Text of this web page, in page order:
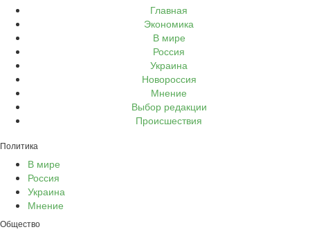
Главная
Экономика
В мире
Россия
Украина
Новороссия
Мнение
Выбор редакции
Происшествия
Политика
В мире
Россия
Украина
Мнение
Общество